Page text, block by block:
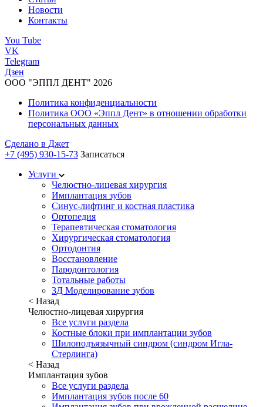
Новости
Контакты
You Tube
VK
Telegram
Дзен
ООО "ЭППЛ ДЕНТ" 2026
Политика конфиденциальности
Политика ООО «Эппл Дент» в отношении обработки
персональных данных
Сделано в Джет
+7 (495) 930-15-73 Записаться
Услуги
Челюстно-лицевая хирургия
Имплантация зубов
Синус-лифтинг и костная пластика
Ортопедия
Терапевтическая стоматология
Хирургическая стоматология
Ортодонтия
Восстановление
Пародонтология
Тотальные работы
3Д Моделирование зубов
< Назад
Челюстно-лицевая хирургия
Все услуги раздела
Костные блоки при имплантации зубов
Шилоподъязычный синдром (синдром Игла-
Стерлинга)
< Назад
Имплантация зубов
Все услуги раздела
Имплантация зубов после 60